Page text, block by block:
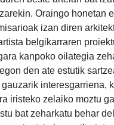
Oraingo honetan
izan diren
belgikarraren
kanpoko oilategia
den ate estutik
interesgarriena,
iristeko zelaiko moztu
bat zeharkatu behar